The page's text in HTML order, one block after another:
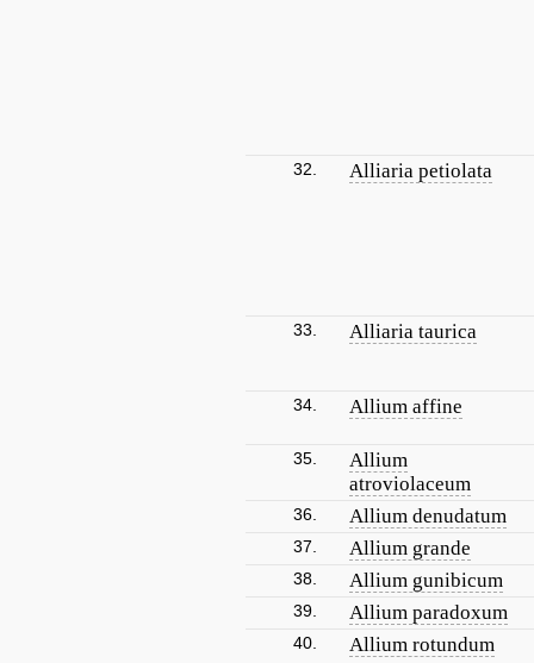
32. Alliaria petiolata
33. Alliaria taurica
34. Allium affine
35.
Allium
atroviolaceum
36. Allium denudatum
37. Allium grande
38. Allium gunibicum
39. Allium paradoxum
40. Allium rotundum